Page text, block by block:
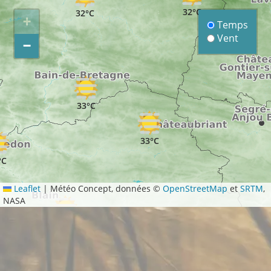
33°C
32°C 32°C
33°C
+
−
Temps
Vent
Leaflet | Météo Concept, données ©OpenStreetMap etSRTM,
NASA